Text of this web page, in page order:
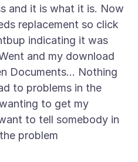
and it is what it is. Now
replacement so click
indicating it was
and my download
Documents... Nothing
to problems in the
to get my
to tell somebody in